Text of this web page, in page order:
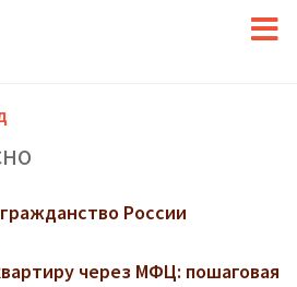
России
через МФЦ: пошаговая